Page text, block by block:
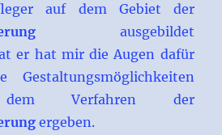
auf dem Gebiet der
ausgebildet
er hat mir die Augen dafür
Gestaltungsmöglichkeiten
Verfahren der
ergeben.